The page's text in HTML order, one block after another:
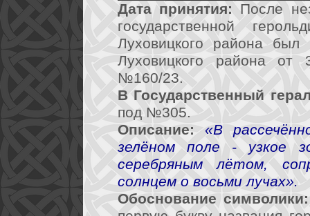
Дата принятия: После
государственной
Луховицкого района был
Луховицкого района
№160/23.
В Государственный
под №305.
Описание:
«В
зелёном поле - узкое
серебряным лётом,
солнцем о восьми лучах».
Обоснование символики: